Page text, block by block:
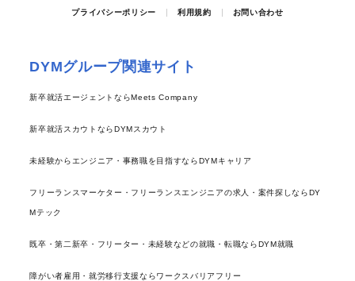
プライバシーポリシー
利用規約 お問い合わせ
DYMグループ関連サイト
新卒就活エージェントならMeets Company
新卒就活スカウトならDYMスカウト
未経験からエンジニア・事務職を目指すならDYMキャリア
フリーランスマーケター・フリーランスエンジニアの求人・案件探しならDY
Mテック
既卒・第二新卒・フリーター・未経験などの就職・転職ならDYM就職
障がい者雇用・就労移行支援ならワークスバリアフリー